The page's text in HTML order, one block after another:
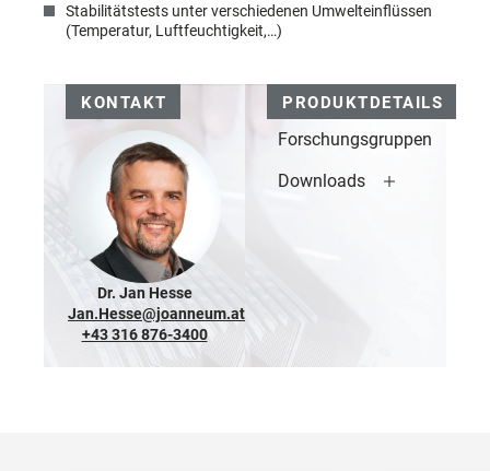
Stabilitätstests unter verschiedenen Umwelteinflüssen
(Temperatur, Luftfeuchtigkeit,…)
KONTAKT
Dr. Jan Hesse
Jan.Hesse@joanneum.at
+43 316 876-3400
PRODUKTDETAILS
Forschungsgruppen
Downloads